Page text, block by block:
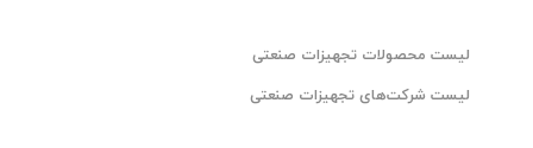
لیست محصولات تجهیزات صنعتی
لیست شرکت‌های تجهیزات صنعتی